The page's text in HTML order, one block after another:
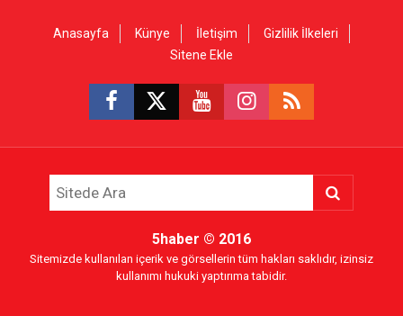
Anasayfa Künye İletişim
Gizlilik İlkeleri
Sitene Ekle
5haber © 2016
Sitemizde kullanılan içerik ve görsellerin tüm hakları saklıdır, izinsiz
kullanımı hukuki yaptırıma tabidir.